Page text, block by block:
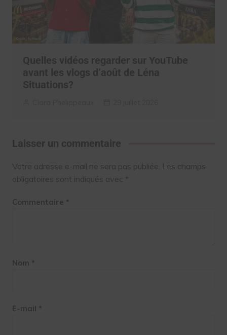
Quelles vidéos regarder sur YouTube
avant les vlogs d’août de Léna
Situations?
Laisser un commentaire
Votre adresse e-mail ne sera pas publiée. Les champs
obligatoires sont indiqués avec *
Commentaire *
Nom *
E-mail *